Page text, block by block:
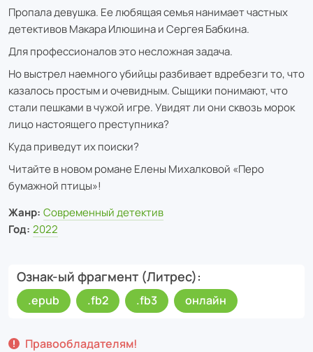
Пропала девушка. Ее любящая семья нанимает частных
детективов Макара Илюшина и Сергея Бабкина.
Для профессионалов это несложная задача.
Но выстрел наемного убийцы разбивает вдребезги то, что
казалось простым и очевидным. Сыщики понимают, что
стали пешками в чужой игре. Увидят ли они сквозь морок
лицо настоящего преступника?
Куда приведут их поиски?
Читайте в новом романе Елены Михалковой «Перо
бумажной птицы»!
Жанр: Современный детектив
Год: 2022
Ознак-ый фрагмент (Литрес)
.epub .fb2 .fb3 онлайн
Правообладателям!